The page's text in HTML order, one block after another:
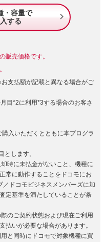
・容量で
する

販売価格です。
支払額が記載と異なる場合がご
目*2に利用*3する場合のお客さ
入いただくとともに本プログラ
とします。
時に未払金がないこと、機種に
常に動作することをドコモにお
ドコモビジネスメンバーズに加
定基準を満たしていることが条
のご契約状態および現在ご利用
払いが必要な場合があります。
と同時にドコモで対象機種に買